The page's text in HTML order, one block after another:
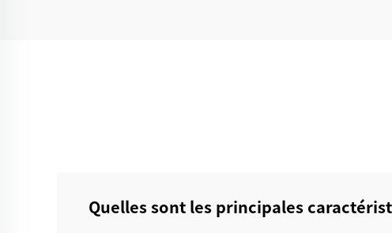
Quelles sont les principales